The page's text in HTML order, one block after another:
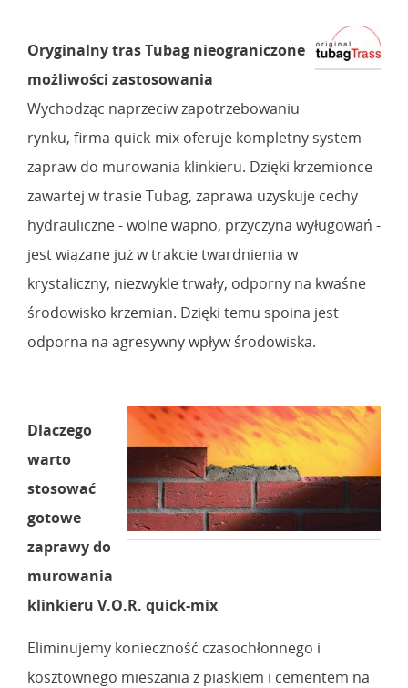
Oryginalny tras Tubag nieograniczone
możliwości zastosowania
Wychodząc naprzeciw zapotrzebowaniu
rynku, firma quick-mix oferuje kompletny system
zapraw do murowania klinkieru. Dzięki krzemionce
zawartej w trasie Tubag, zaprawa uzyskuje cechy
hydrauliczne - wolne wapno, przyczyna wyługowań -
jest wiązane już w trakcie twardnienia w
krystaliczny, niezwykle trwały, odporny na kwaśne
środowisko krzemian. Dzięki temu spoina jest
odporna na agresywny wpływ środowiska.
Dlaczego
warto
stosować
gotowe
zaprawy do
murowania
klinkieru V.O.R. quick-mix
Eliminujemy konieczność czasochłonnego i
kosztownego mieszania z piaskiem i cementem na